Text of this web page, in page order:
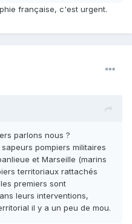
française, c'est urgent.
parlons nous ?
pompiers militaires
et Marseille (marins
territoriaux rattachés
premiers sont
leurs interventions,
il y a un peu de mou.